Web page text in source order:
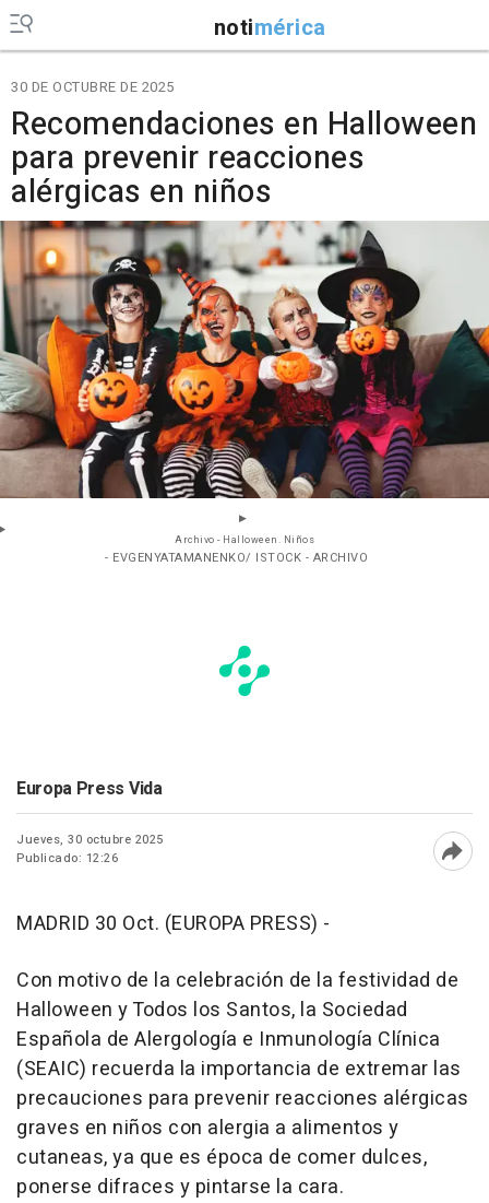
notimérica
30 DE OCTUBRE DE 2025
Recomendaciones en Halloween
para prevenir reacciones
alérgicas en niños
Archivo - Halloween. Niños
- EVGENYATAMANENKO/ ISTOCK - ARCHIVO
Europa Press Vida
Jueves, 30 octubre 2025
Publicado: 12:26
MADRID 30 Oct. (EUROPA PRESS) -
Con motivo de la celebración de la festividad de
Halloween y Todos los Santos, la Sociedad
Española de Alergología e Inmunología Clínica
(SEAIC) recuerda la importancia de extremar las
precauciones para prevenir reacciones alérgicas
graves en niños con alergia a alimentos y
cutaneas, ya que es época de comer dulces,
ponerse difraces y pintarse la cara.